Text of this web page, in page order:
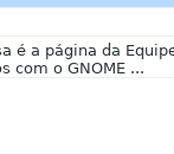
é a página da
com o GNOME ...